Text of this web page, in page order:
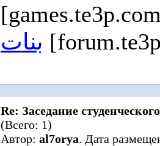
بنات
Re: Заседание
(Всего: 1)
Автор: al7orya. Дата